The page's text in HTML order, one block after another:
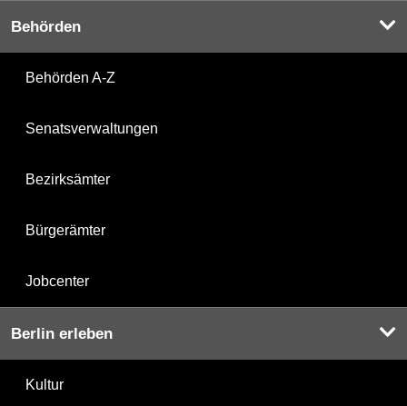
Behörden
Behörden A-Z
Senatsverwaltungen
Bezirksämter
Bürgerämter
Jobcenter
Berlin erleben
Kultur